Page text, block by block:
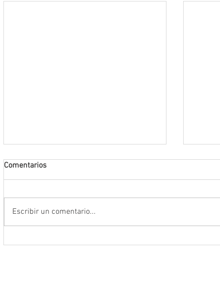
Comentarios
Escribir un comentario...